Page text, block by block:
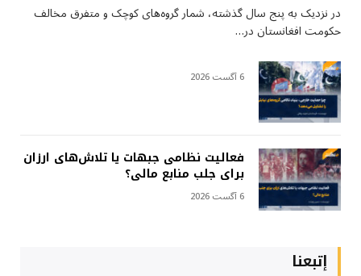
در نزدیک به پنج سال گذشته، شمار گروه‌های کوچک و متفرق مخالف
حکومت افغانستان در…
6 آگست 2026
فعالیت نظامی جبهات یا تلاش‌های ارزان
برای جلب منابع مالی؟
6 آگست 2026
إتبعنا